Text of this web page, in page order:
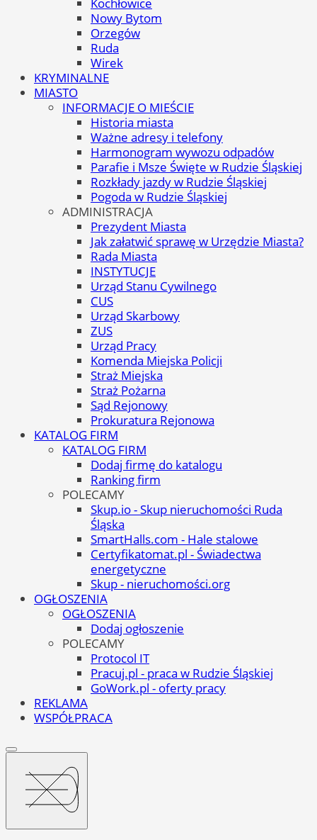
Nowy Bytom
Orzegów
Ruda
Wirek
KRYMINALNE
MIASTO
INFORMACJE O MIEŚCIE
Historia miasta
Ważne adresy i telefony
Harmonogram wywozu odpadów
Parafie i Msze Święte w Rudzie Śląskiej
Rozkłady jazdy w Rudzie Śląskiej
Pogoda w Rudzie Śląskiej
ADMINISTRACJA
Prezydent Miasta
Jak załatwić sprawę w Urzędzie Miasta?
Rada Miasta
INSTYTUCJE
Urząd Stanu Cywilnego
CUS
Urząd Skarbowy
ZUS
Urząd Pracy
Komenda Miejska Policji
Straż Miejska
Straż Pożarna
Sąd Rejonowy
Prokuratura Rejonowa
KATALOG FIRM
KATALOG FIRM
Dodaj firmę do katalogu
Ranking firm
POLECAMY
Skup.io - Skup nieruchomości Ruda
Śląska
SmartHalls.com - Hale stalowe
Certyfikatomat.pl - Świadectwa
energetyczne
Skup - nieruchomości.org
OGŁOSZENIA
OGŁOSZENIA
Dodaj ogłoszenie
POLECAMY
Protocol IT
Pracuj.pl - praca w Rudzie Śląskiej
GoWork.pl - oferty pracy
REKLAMA
WSPÓŁPRACA